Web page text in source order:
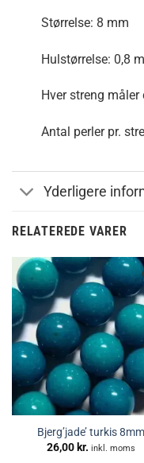
Størrelse: 8 mm
Hulstørrelse: 0,8
Hver streng måler
Antal perler pr.
Yderligere
RELATEREDE VARER
Bjerg’jade’ turkis 8mm
26,00 kr. inkl. moms